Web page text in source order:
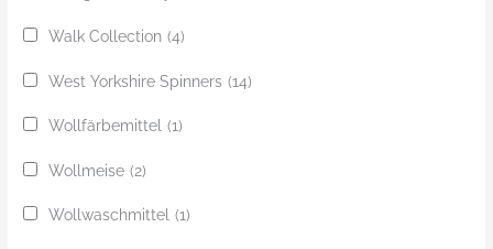
Walk Collection (4)
West Yorkshire Spinners (14)
Wollfärbemittel (1)
Wollmeise (2)
Wollwaschmittel (1)